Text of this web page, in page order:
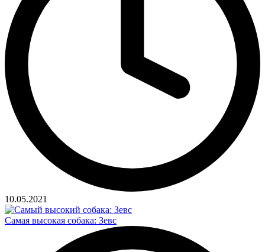
10.05.2021
Самая высокая собака: Зевс